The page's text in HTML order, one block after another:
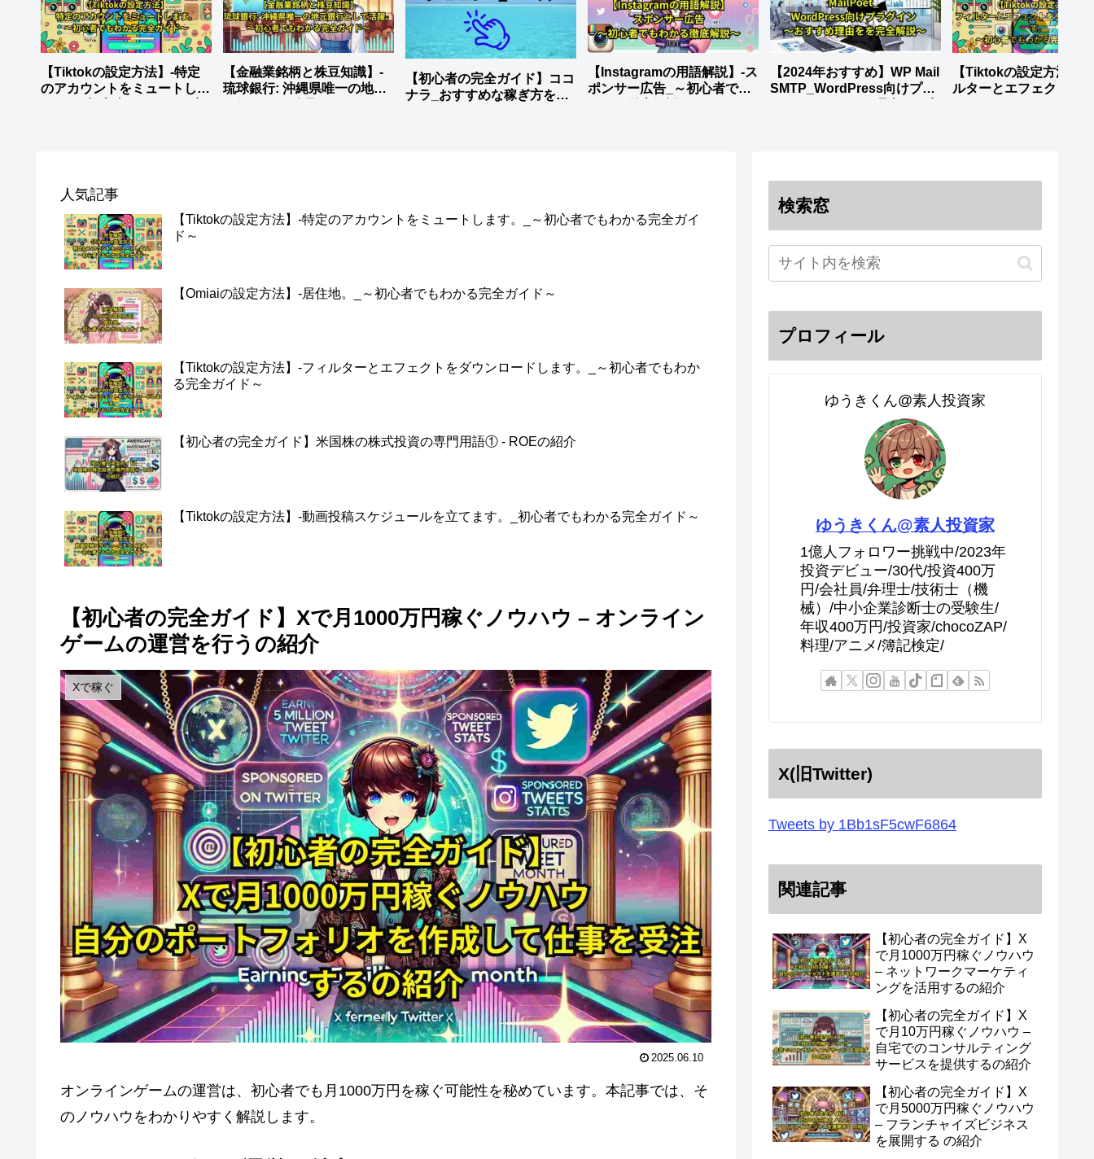
【Tiktokの設定方法】-特定
のアカウントをミュートしま
【金融業銘柄と株豆知識】-
琉球銀行: 沖縄県唯一の地元
【初心者の完全ガイド】ココ
ナラ_おすすめな稼ぎ方を徹
【Instagramの用語解説】-ス
ポンサー広告_～初心者でも
【2024年おすすめ】WP Mail
SMTP_WordPress向けプラ
【Tiktokの設定方法】-
ルターとエフェクトを
人気記事
【Tiktokの設定方法】-特定のアカウントをミュートします。_～初心者でもわかる完全ガイ
ド～
【Omiaiの設定方法】-居住地。_～初心者でもわかる完全ガイド～
【Tiktokの設定方法】-フィルターとエフェクトをダウンロードします。_～初心者でもわか
る完全ガイド～
【初心者の完全ガイド】米国株の株式投資の専門用語① - ROEの紹介
【Tiktokの設定方法】-動画投稿スケジュールを立てます。_初心者でもわかる完全ガイド～
【初心者の完全ガイド】Xで月1000万円稼ぐノウハウ – オンライン
ゲームの運営を行うの紹介
Xで稼ぐ
2025.06.10
オンラインゲームの運営は、初心者でも月1000万円を稼ぐ可能性を秘めています。本記事では、そ
のノウハウをわかりやすく解説します。
検索窓
プロフィール
ゆうきくん@素人投資家
ゆうきくん@素人投資家
1億人フォロワー挑戦中/2023年
投資デビュー/30代/投資400万
円/会社員/弁理士/技術士（機
械）/中小企業診断士の受験生/
年収400万円/投資家/chocoZAP/
料理/アニメ/簿記検定/
X(旧Twitter)
Tweets by 1Bb1sF5cwF6864
関連記事
【初心者の完全ガイド】X
で月1000万円稼ぐノウハウ
– ネットワークマーケティ
ングを活用するの紹介
【初心者の完全ガイド】X
で月10万円稼ぐノウハウ –
自宅でのコンサルティング
サービスを提供するの紹介
【初心者の完全ガイド】X
で月5000万円稼ぐノウハウ
– フランチャイズビジネス
を展開する の紹介